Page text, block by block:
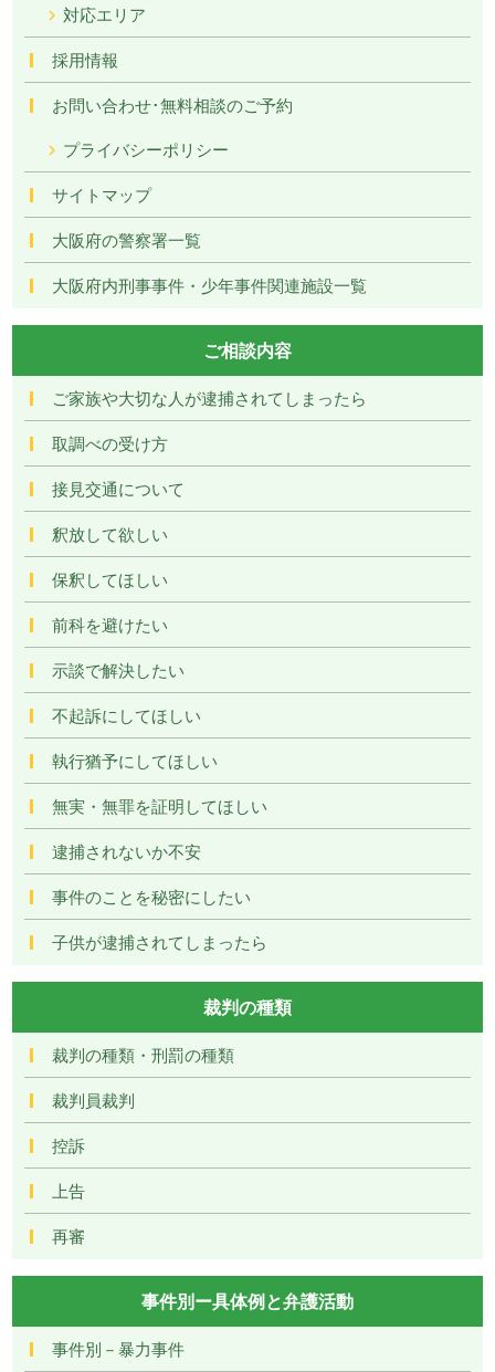
対応エリア
採用情報
お問い合わせ･無料相談のご予約
プライバシーポリシー
サイトマップ
大阪府の警察署一覧
大阪府内刑事事件・少年事件関連施設一覧
ご相談内容
ご家族や大切な人が逮捕されてしまったら
取調べの受け方
接見交通について
釈放して欲しい
保釈してほしい
前科を避けたい
示談で解決したい
不起訴にしてほしい
執行猶予にしてほしい
無実・無罪を証明してほしい
逮捕されないか不安
事件のことを秘密にしたい
子供が逮捕されてしまったら
裁判の種類
裁判の種類・刑罰の種類
裁判員裁判
控訴
上告
再審
事件別ー具体例と弁護活動
事件別－暴力事件